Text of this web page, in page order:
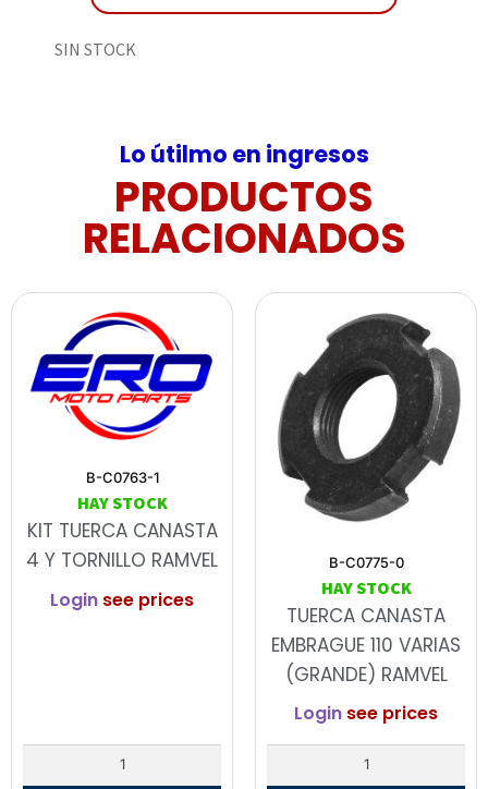
SIN STOCK
Lo útilmo en ingresos
PRODUCTOS
RELACIONADOS
B-C0763-1
HAY STOCK
KIT TUERCA CANASTA
4 Y TORNILLO RAMVEL
Login see prices
B-C0775-0
HAY STOCK
TUERCA CANASTA
EMBRAGUE 110 VARIAS
(GRANDE) RAMVEL
Login see prices